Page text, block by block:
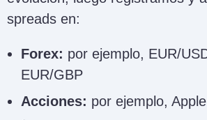
spreads en:
Forex: por ejemplo, EUR/
EUR/GBP
Acciones: por ejemplo, Apple